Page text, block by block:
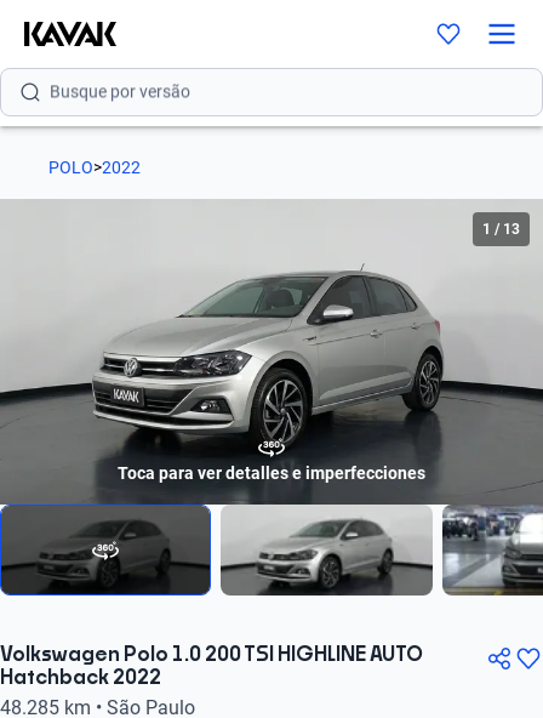
Busque por versão
Busque por ano
POLO>2022
Toca para ver detalles e imperfecciones
1 / 13
Volkswagen Polo 1.0 200 TSI HIGHLINE AUTO
Hatchback 2022
48.285 km • São Paulo